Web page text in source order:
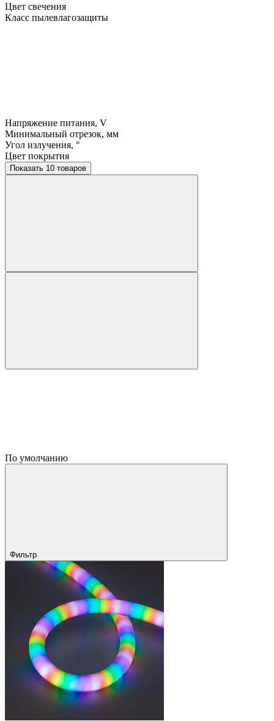
Цвет свечения
Класс пылевлагозащиты
Напряжение питания, V
Минимальный отрезок, мм
Угол излучения, °
Цвет покрытия
Показать 10 товаров
По умолчанию
Фильтр